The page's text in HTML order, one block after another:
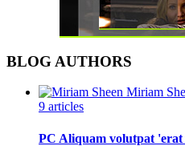
BLOG AUTHORS
Miriam
9 articles
PC Aliquam volutpat